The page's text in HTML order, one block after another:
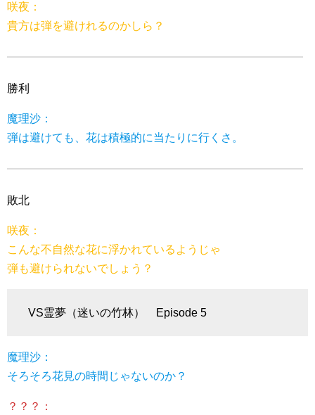
咲夜：
貴方は弾を避けれるのかしら？
勝利
魔理沙：
弾は避けても、花は積極的に当たりに行くさ。
敗北
咲夜：
こんな不自然な花に浮かれているようじゃ
弾も避けられないでしょう？
VS霊夢（迷いの竹林） Episode 5
魔理沙：
そろそろ花見の時間じゃないのか？
？？？：